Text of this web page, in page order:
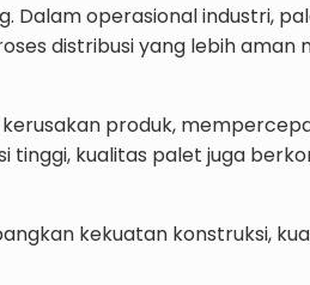
Dalam operasional industri,
distribusi yang lebih
produk,
tinggi, kualitas palet juga
kekuatan konstruksi,